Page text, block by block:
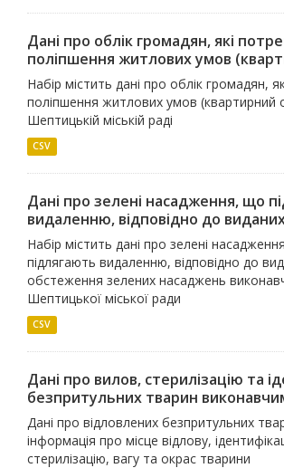
Дані про облік громадян, які
поліпшення житлових умов
Набір містить дані про облік громадян,
поліпшення житлових умов (квартирний
Шептицькій міській раді
CSV
Дані про зелені насадження, що
видаленню, відповідно до
Набір містить дані про зелені
підлягають видаленню, відповідно до
обстеження зелених насаджень
Шептицької міської ради
CSV
Дані про вилов, стерилізацію та
безпритульних тварин
Дані про відловлених безпритульних
інформація про місце відлову,
стерилізацію, вагу та окрас тварини